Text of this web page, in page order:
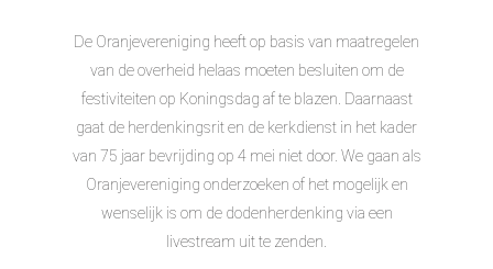
De Oranjevereniging heeft op basis van maatregelen
van de overheid helaas moeten besluiten om de
festiviteiten op Koningsdag af te blazen. Daarnaast
gaat de herdenkingsrit en de kerkdienst in het kader
van 75 jaar bevrijding op 4 mei niet door. We gaan als
Oranjevereniging onderzoeken of het mogelijk en
wenselijk is om de dodenherdenking via een
livestream uit te zenden.